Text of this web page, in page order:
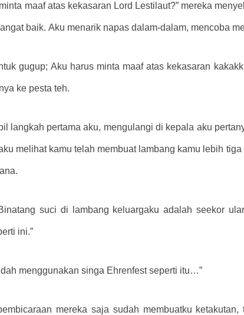
maaf atas kekasaran Lord Lestilaut?” mereka
baik. Aku menarik napas dalam-dalam, mencoba
gugup; Aku harus minta maaf atas kekasaran
ke pesta teh.
langkah pertama aku, mengulangi di kepala aku
melihat kamu telah membuat lambang kamu lebih
suci di lambang keluargaku adalah seekor
ini.”
menggunakan singa Ehrenfest seperti itu…”
mereka saja sudah membuatku